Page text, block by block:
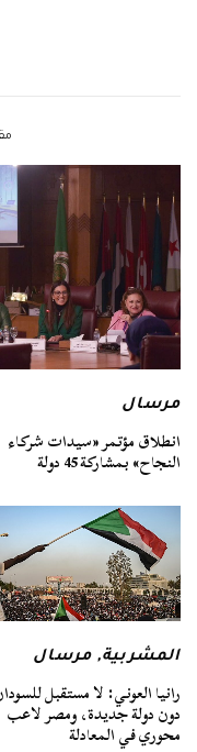
مرسال
انطلاق مؤتمر «سيدات شركاء
النجاح» بمشاركة 45 دولة
المشربية,مرسال
رانيا العوني: لا مستقبل
دون دولة جديدة، ومصر لاعب
محوري في المعادلة